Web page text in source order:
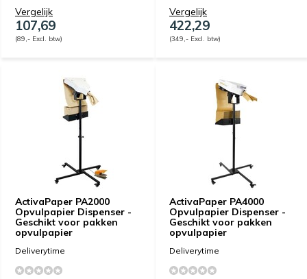
Vergelijk
107,69
(89,- Excl. btw)
Vergelijk
422,29
(349,- Excl. btw)
ActivaPaper PA2000
Opvulpapier Dispenser -
Geschikt voor pakken
opvulpapier
Deliverytime
ActivaPaper PA4000
Opvulpapier Dispenser -
Geschikt voor pakken
opvulpapier
Deliverytime